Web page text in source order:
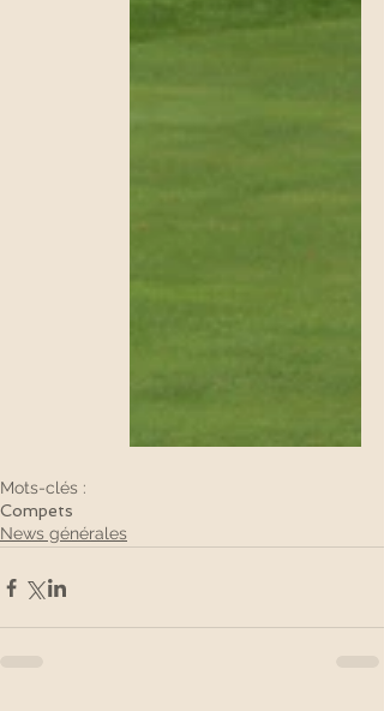
Mots-clés :
Compets
News générales